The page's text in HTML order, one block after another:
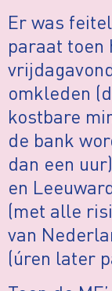
Er was
paraat toen
omkleden
kostbare
de bank
dan een
en
(met alle
van
(úren later